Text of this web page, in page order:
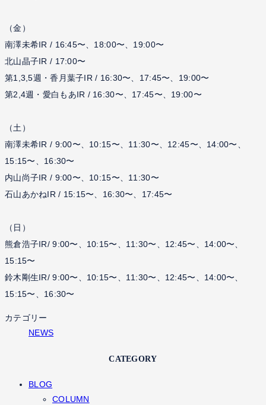
（金）
南澤未希IR / 16:45〜、18:00〜、19:00〜
北山晶子IR / 17:00〜
第1,3,5週・香月葉子IR / 16:30〜、17:45〜、19:00〜
第2,4週・愛白もあIR / 16:30〜、17:45〜、19:00〜
（土）
南澤未希IR / 9:00〜、10:15〜、11:30〜、12:45〜、14:00〜、
15:15〜、16:30〜
内山尚子IR / 9:00〜、10:15〜、11:30〜
石山あかねIR / 15:15〜、16:30〜、17:45〜
（日）
熊倉浩子IR/ 9:00〜、10:15〜、11:30〜、12:45〜、14:00〜、
15:15〜
鈴木剛生IR/ 9:00〜、10:15〜、11:30〜、12:45〜、14:00〜、
15:15〜、16:30〜
カテゴリー
NEWS
CATEGORY
BLOG
COLUMN